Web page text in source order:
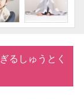
るしゅうとく